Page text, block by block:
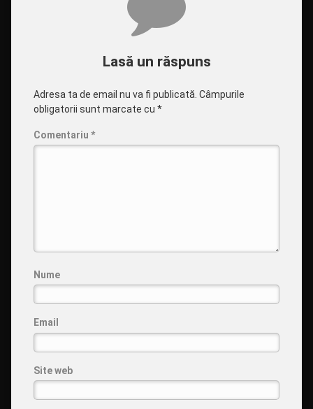
Lasă un răspuns
Adresa ta de email nu va fi publicată. Câmpurile
obligatorii sunt marcate cu *
Comentariu *
Nume
Email
Site web